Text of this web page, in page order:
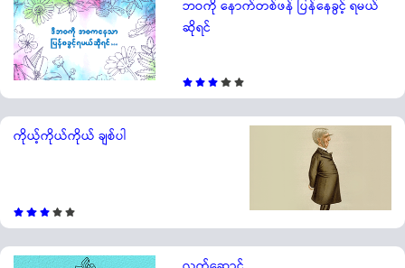
ဘဝကို နောက်တစ်ဖန် ပြန်နေခွင့် ရမယ်
ဆိုရင်
ကိုယ့်ကိုယ်ကိုယ် ချစ်ပါ